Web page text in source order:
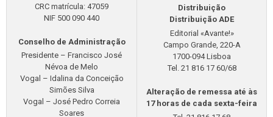
CRC matrícula: 47059
NIF 500 090 440
Conselho de Administração
Presidente – Francisco José
Névoa de Melo
Vogal – Idalina da Conceição
Simões Silva
Vogal – José Pedro Correia
Soares
Distribuição
Distribuição ADE
Editorial «Avante!»
Campo Grande, 220-A
1700-094 Lisboa
Tel. 21 816 17 60/68
Alteração de remessa até às
17 horas de cada sexta-feira